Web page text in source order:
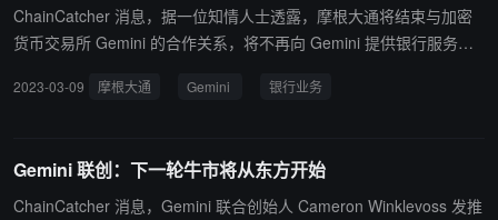
用户提供高达 1 亿美元现金，目前尚不清楚本次 1 亿美元的贷款是否
与向 Earn 用户承诺的 1 亿美元有关。（来源链接）
ChainCatcher 消息，据一位知情人士透露，摩根大通将结束与加密
货币交易所 Gemini 的合作关系，将不再向 Gemini 提供银行服务。
base 作为客户。此外，总部位于旧金山的交易所发言人证实，Coinb
2023-03-09 摩根大通 Gemini 银行业务
Gemini 联创：下一轮牛市将从东方开始
ChainCatcher 消息，Gemini 联合创始人 Cameron Winklevoss 发推